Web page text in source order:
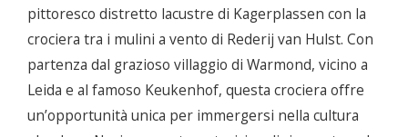
pittoresco distretto lacustre di Kagerplassen con la
crociera tra i mulini a vento di Rederij van Hulst. Con
partenza dal grazioso villaggio di Warmond, vicino a
Leida e al famoso Keukenhof, questa crociera offre
un’opportunità unica per immergersi nella cultura